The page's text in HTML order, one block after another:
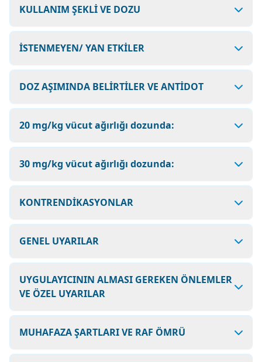
KULLANIM ŞEKLİ VE DOZU
İSTENMEYEN/ YAN ETKİLER
DOZ AŞIMINDA BELİRTİLER VE ANTİDOT
20 mg/kg vücut ağırlığı dozunda:
30 mg/kg vücut ağırlığı dozunda:
KONTRENDİKASYONLAR
GENEL UYARILAR
UYGULAYICININ ALMASI GEREKEN ÖNLEMLER
VE ÖZEL UYARILAR
MUHAFAZA ŞARTLARI VE RAF ÖMRÜ